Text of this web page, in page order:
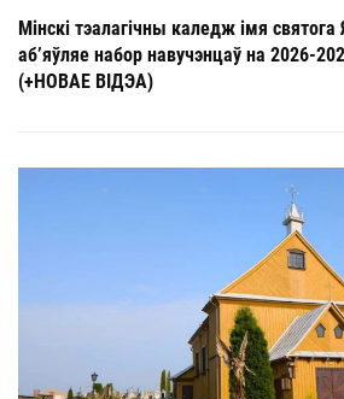
Мінскі тэалагічны каледж імя
аб’яўляе набор навучэнцаў на 2026-
(+НОВАЕ ВІДЭА)